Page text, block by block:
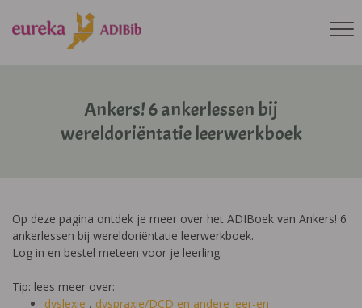
Ankers! 6 ankerlessen bij
wereldoriëntatie leerwerkboek
Op deze pagina ontdek je meer over het ADIBoek van Ankers! 6
ankerlessen bij wereldoriëntatie leerwerkboek.
Log in en bestel meteen voor je leerling.
Tip: lees meer over:
dyslexie , dyspraxie/DCD en andere leer-en